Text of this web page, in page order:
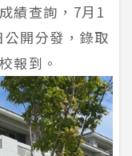
績查詢，7月1
開分發，錄取
報到。